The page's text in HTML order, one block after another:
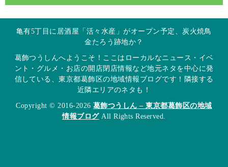
亀有5丁目に居酒屋「活々水産」がオープン予定、炭火焼鳥
金たろう跡地か？
葛飾つうしんへようこそ！ここはローカルなニュース・イベ
ント・グルメ・お店の開店閉店情報など地元ネタを中心に発
信している、東京都葛飾区の地域情報ブログです！隣接する
近隣エリアのネタも！
Copyright © 2016-2026 葛飾つうしん – 東京都葛飾区の地域
情報ブログAll Rights Reserved.